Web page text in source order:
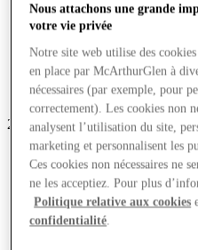
23 offres supplémentaires
Nous attachons une grande
votre vie privée
Notre site web utilise des
en place par McArthurGlen à
nécessaires (par exemple, pour
correctement). Les cookies non
analysent l’utilisation du site,
marketing et personnalisent les
Ces cookies non nécessaires ne
ne les acceptiez. Pour plus
Politique relative aux cookies
confidentialité.